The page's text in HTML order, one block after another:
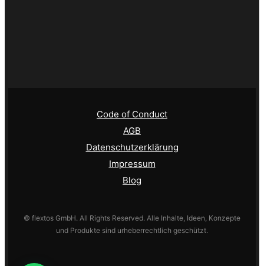
Code of Conduct
AGB
Datenschutzerklärung
Impressum
Blog
© flextos GmbH. All Rights Reserved. Alle Inhalte, Ideen, Konzepte
und Produkte sind urheberrechtlich geschützt.